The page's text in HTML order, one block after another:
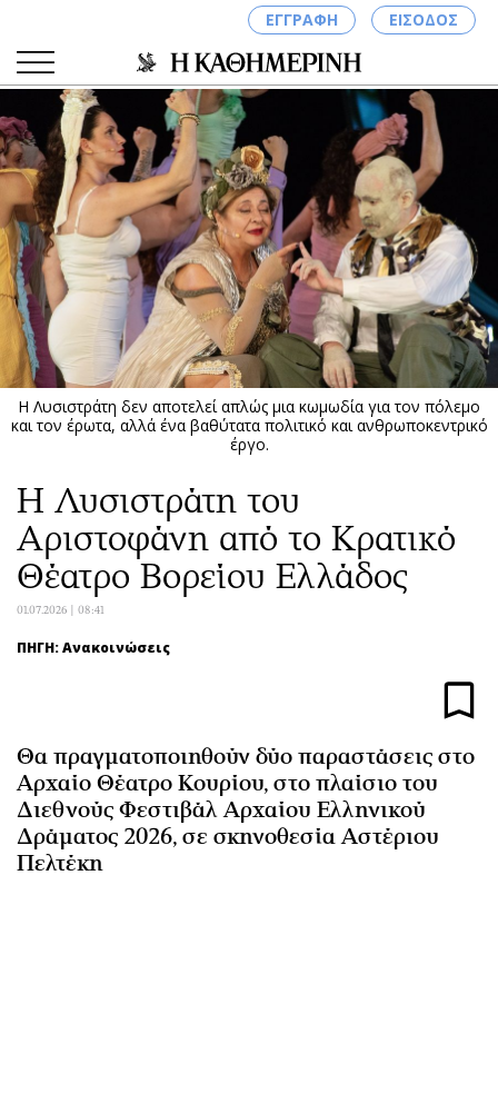
ΕΓΓΡΑΦΗ ΕΙΣΟΔΟΣ
ΚΑΤΗΓΟΡΙΕΣ ΣΥΝΔΕΣΗ
Κύπρος
Παιδεία
Υγεία
Πολιτική
Βουλευτικές 2026
Εκλογές 2024
Προεδρικές 2023
Διπλωματία
Αθλητισμός
Κύπρος
Ελλάδα
Διεθνή
Κληρώσεις Allwyn
Real Estate
Επιχειρήσεις
Αγορές
Money Review
AstroBank Properties
Απόψεις
Αρθρογραφία
The Hill
Υγεία
Αγγελίες
Ενοικιάζονται
Πωλούνται
Geek
Νέα
Κινητά-tablets
Γενικά
Αναδρομές
Πρόσωπα
Η Λυσιστράτη δεν αποτελεί απλώς μια κωμωδία για τον πόλεμο
και τον έρωτα, αλλά ένα βαθύτατα πολιτικό και ανθρωποκεντρικό
έργο.
H Λυσιστράτη του
Αριστοφάνη από το Κρατικό
Θέατρο Βορείου Ελλάδος
01.07.2026 | 08:41
ΠΗΓΗ: Ανακοινώσεις
Θα πραγματοποιηθούν δύο παραστάσεις στο
Αρχαίο Θέατρο Κουρίου, στο πλαίσιο του
Διεθνούς Φεστιβάλ Αρχαίου Ελληνικού
Δράματος 2026, σε σκηνοθεσία Αστέριου
Πελτέκη